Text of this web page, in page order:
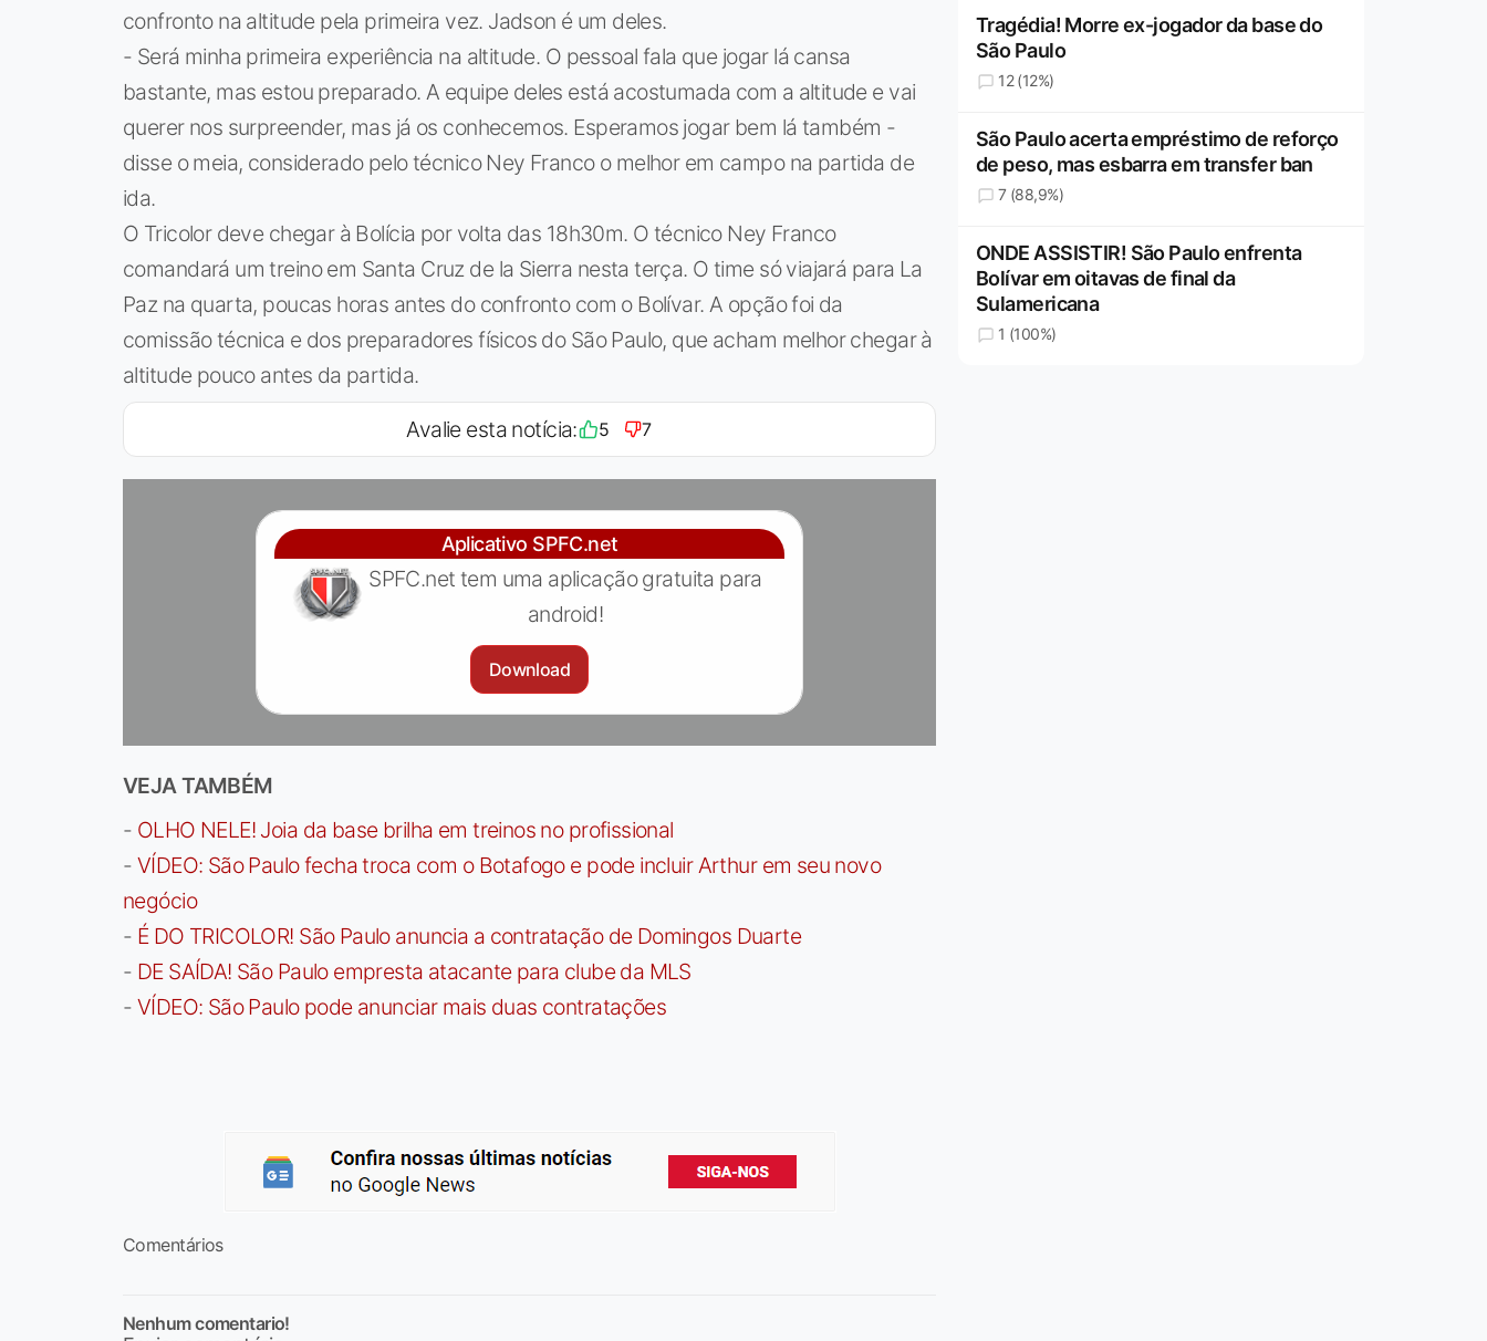
confronto na altitude pela primeira vez. Jadson é um deles.
- Será minha primeira experiência na altitude. O pessoal fala que jogar lá cansa
bastante, mas estou preparado. A equipe deles está acostumada com a altitude e vai
querer nos surpreender, mas já os conhecemos. Esperamos jogar bem lá também -
disse o meia, considerado pelo técnico Ney Franco o melhor em campo na partida de
ida.
O Tricolor deve chegar à Bolícia por volta das 18h30m. O técnico Ney Franco
comandará um treino em Santa Cruz de la Sierra nesta terça. O time só viajará para La
Paz na quarta, poucas horas antes do confronto com o Bolívar. A opção foi da
comissão técnica e dos preparadores físicos do São Paulo, que acham melhor chegar à
altitude pouco antes da partida.
Avalie esta notícia: 5 7
Aplicativo SPFC.net
SPFC.net tem uma aplicação gratuita para
android!
Download
VEJA TAMBÉM
- OLHO NELE! Joia da base brilha em treinos no profissional
- VÍDEO: São Paulo fecha troca com o Botafogo e pode incluir Arthur em seu novo
negócio
- É DO TRICOLOR! São Paulo anuncia a contratação de Domingos Duarte
- DE SAÍDA! São Paulo empresta atacante para clube da MLS
- VÍDEO: São Paulo pode anunciar mais duas contratações
Comentários
Nenhum comentario!
Tragédia! Morre ex-jogador da base do
São Paulo
12 (12%)
São Paulo acerta empréstimo de reforço
de peso, mas esbarra em transfer ban
7 (88,9%)
ONDE ASSISTIR! São Paulo enfrenta
Bolívar em oitavas de final da
Sulamericana
1 (100%)